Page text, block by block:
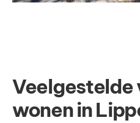
Veelgestelde
wonen in